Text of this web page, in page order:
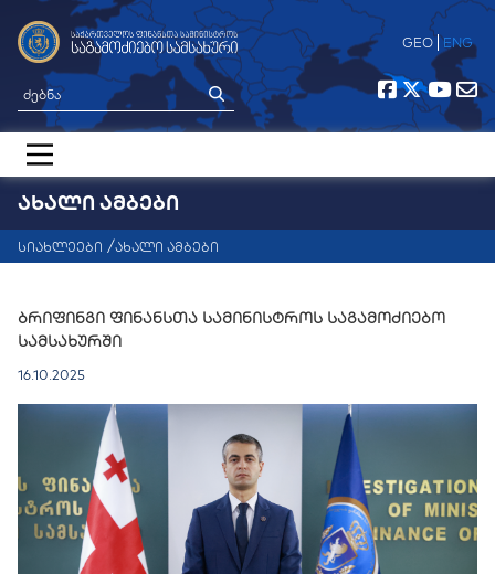
GEO ENG
მთავარი
ჩვენ შესახებ
საერთაშორისო თანამშრომლობა
კონტაქტი
ᲐᲮᲐᲚᲘ ᲐᲛᲑᲔᲑᲘ
სიახლეები ახალი ამბები
ბრიფინგი ფინანსთა სამინისტროს საგამოძიებო
სამსახურში
16.10.2025